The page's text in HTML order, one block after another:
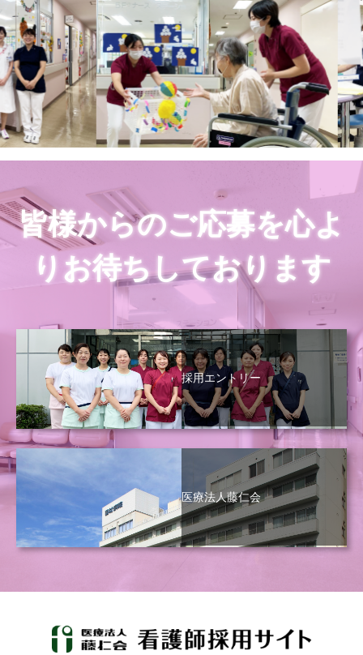
皆様からのご応募を心よ
りお待ちしております
採用エントリー
医療法人藤仁会